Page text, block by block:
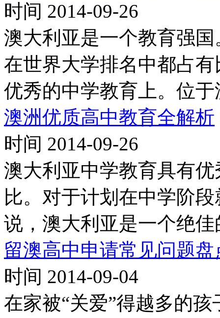
时间 2014-09-26
澳大利亚是一个教育强
在世界大学排名中都占
优秀的中学教育上。位
澳洲优质高中教育全解析
时间 2014-09-26
澳大利亚中学教育具有
比。对于计划在中学阶
说，澳大利亚是一个绝
留澳高中申请常见问题盘
时间 2014-09-04
在家被“关爱”得越多的